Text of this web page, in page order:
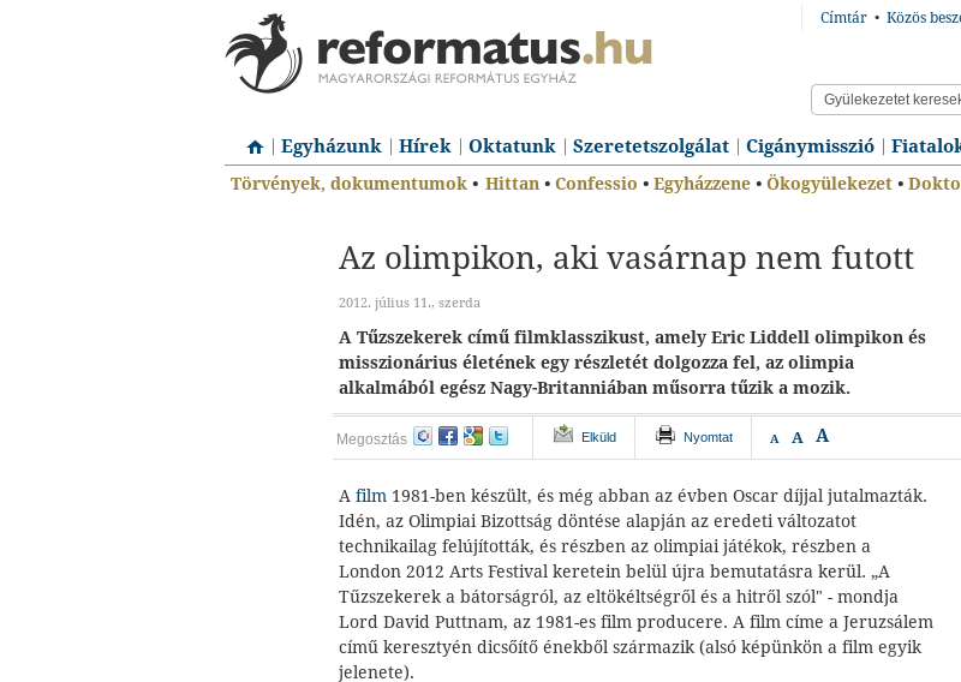
Címtár • Közös
Egyházunk Hírek Oktatunk Szeretetszolgálat Cigánymisszió
Törvények, dokumentumok • Hittan • Confessio • Egyházzene • Ökogyülekezet •
Az olimpikon, aki vasárnap nem futott
2012. július 11., szerda
A Tűzszekerek című filmklasszikust, amely Eric Liddell olimpikon és
misszionárius életének egy részletét dolgozza fel, az olimpia
alkalmából egész Nagy-Britanniában műsorra tűzik a mozik.
Megosztás Elküld Nyomtat A A A
A film 1981-ben készült, és még abban az évben Oscar díjjal jutalmazták.
Idén, az Olimpiai Bizottság döntése alapján az eredeti változatot
technikailag felújították, és részben az olimpiai játékok, részben a
London 2012 Arts Festival keretein belül újra bemutatásra kerül. „A
Tűzszekerek a bátorságról, az eltökéltségről és a hitről szól" - mondja
Lord David Puttnam, az 1981-es film producere. A film címe a Jeruzsálem
című keresztyén dicsőítő énekből származik (alsó képünkön a film egyik
jelenete).